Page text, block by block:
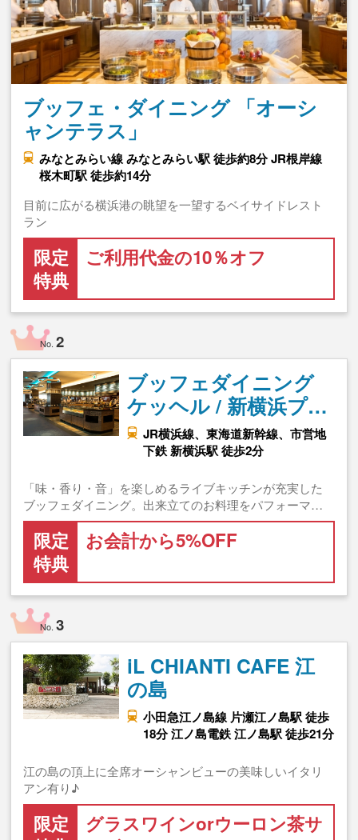
ブッフェ・ダイニング 「オーシ
ャンテラス」
みなとみらい線 みなとみらい駅 徒歩約8分 JR根岸線
桜木町駅 徒歩約14分
目前に広がる横浜港の眺望を一望するベイサイドレスト
ラン
限定
特典
ご利用代金の10％オフ
No.2
ブッフェダイニング
ケッヘル / 新横浜プ…
JR横浜線、東海道新幹線、市営地
下鉄 新横浜駅 徒歩2分
「味・香り・音」を楽しめるライブキッチンが充実した
ブッフェダイニング。出来立てのお料理をパフォーマ…
限定
特典
お会計から5%OFF
No.3
iL CHIANTI CAFE 江
の島
小田急江ノ島線 片瀬江ノ島駅 徒歩
18分 江ノ島電鉄 江ノ島駅 徒歩21分
江の島の頂上に全席オーシャンビューの美味しいイタリ
アン有り♪
限定
グラスワインorウーロン茶サ